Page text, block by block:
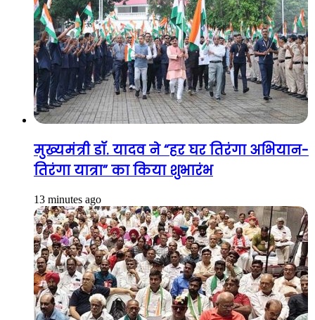
मुख्यमंत्री डॉ. यादव ने “हर घर तिरंगा अभियान-
तिरंगा यात्रा” का किया शुभारंभ
13 minutes ago